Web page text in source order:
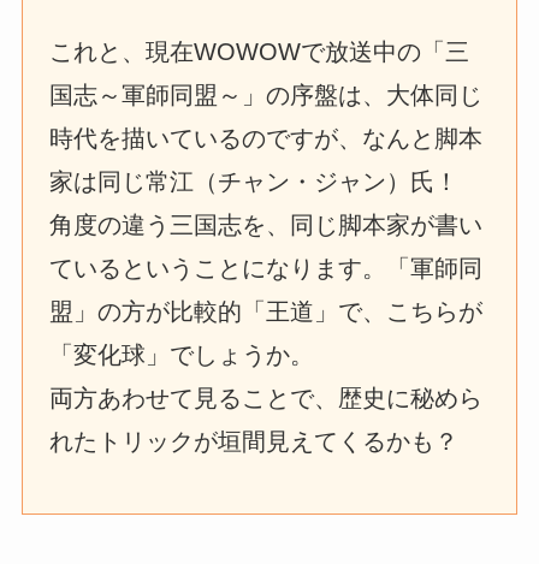
これと、現在WOWOWで放送中の「三
国志～軍師同盟～」の序盤は、大体同じ
時代を描いているのですが、なんと脚本
家は同じ常江（チャン・ジャン）氏！
角度の違う三国志を、同じ脚本家が書い
ているということになります。「軍師同
盟」の方が比較的「王道」で、こちらが
「変化球」でしょうか。
両方あわせて見ることで、歴史に秘めら
れたトリックが垣間見えてくるかも？